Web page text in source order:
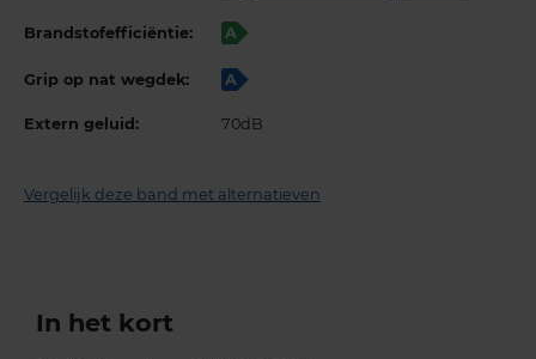
Brandstofefficiëntie: A
Grip op nat wegdek: A
Extern geluid: 70dB
Vergelijk deze band met alternatieven
In het kort